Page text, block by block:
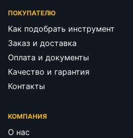
ПОКУПАТЕЛЮ
Как подобрать инструмент
Заказ и доставка
Оплата и документы
Качество и гарантия
Контакты
КОМПАНИЯ
О нас